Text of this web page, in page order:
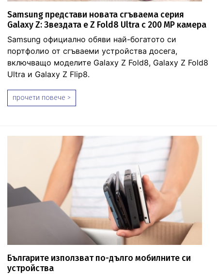
Samsung представи новата сгъваема серия
Galaxy Z: Звездата е Z Fold8 Ultra с 200 MP камера
Samsung официално обяви най-богатото си
портфолио от сгъваеми устройства досега,
включващо моделите Galaxy Z Fold8, Galaxy Z Fold8
Ultra и Galaxy Z Flip8.
прочети повече >
Българите използват по-дълго мобилните си
устройства